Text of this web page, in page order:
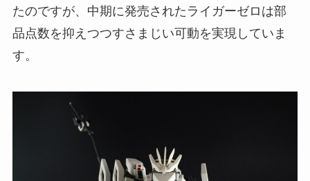
たのですが、中期に発売されたライガーゼロは部
品点数を抑えつつすさまじい可動を実現していま
す。